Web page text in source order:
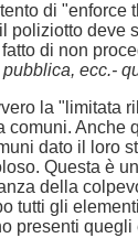
di
di non
ecc.-
la
dato il loro
Questa è
della
tutti gli
presenti